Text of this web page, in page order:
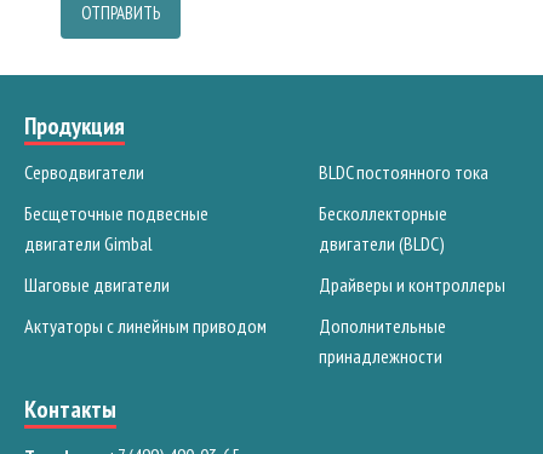
ОТПРАВИТЬ
Продукция
Серводвигатели
Бесщеточные подвесные
двигатели Gimbal
Шаговые двигатели
Актуаторы с линейным приводом
BLDC постоянного тока
Бесколлекторные
двигатели (BLDC)
Драйверы и контроллеры
Дополнительные
принадлежности
Контакты